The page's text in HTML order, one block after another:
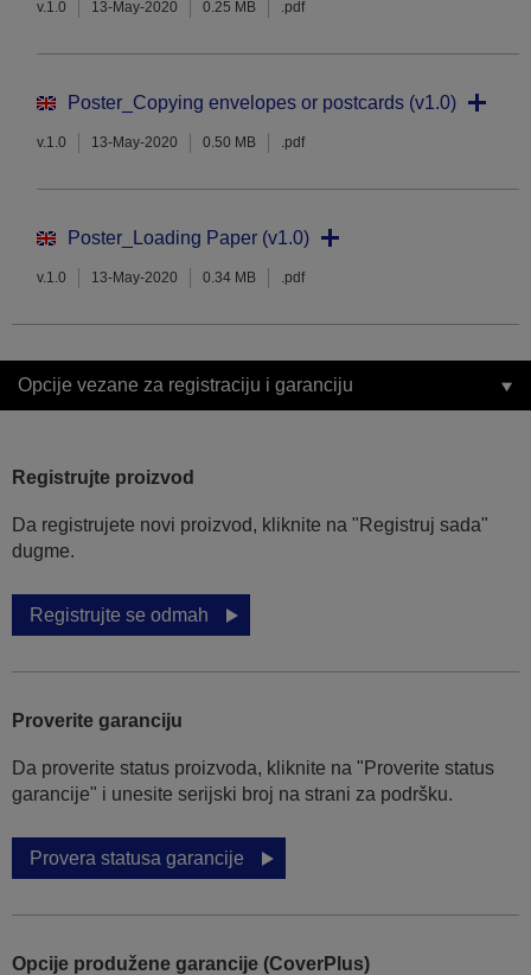
v.1.0 13-May-2020 0.25 MB .pdf
Poster_Copying envelopes or postcards (v1.0)
v.1.0 13-May-2020 0.50 MB .pdf
Poster_Loading Paper (v1.0)
v.1.0 13-May-2020 0.34 MB .pdf
Opcije vezane za registraciju i garanciju
Registrujte proizvod
Da registrujete novi proizvod, kliknite na "Registruj sada"
dugme.
Registrujte se odmah
Proverite garanciju
Da proverite status proizvoda, kliknite na "Proverite status
garancije" i unesite serijski broj na strani za podršku.
Provera statusa garancije
Opcije produžene garancije (CoverPlus)